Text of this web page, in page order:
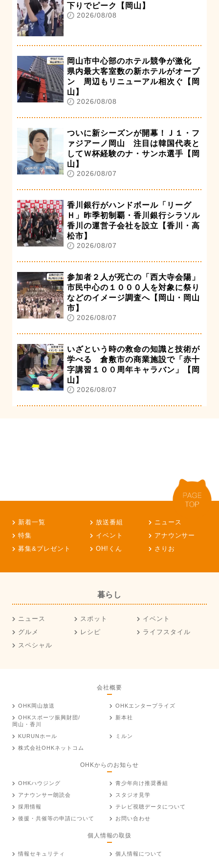
下りでピーク【岡山】
2026/08/08
岡山市中心部のホテル競争が激化
県内最大客室数の新ホテルがオープ
ン 周辺もリニューアル相次ぐ【岡
山】
2026/08/08
ついに新シーズンが開幕！Ｊ１・フ
ァジアーノ岡山 注目は韓国代表と
してＷ杯経験のナ・サンホ選手【岡
山】
2026/08/07
香川銀行がハンドボール「リーグ
Ｈ」昨季初制覇・香川銀行シラソル
香川の運営子会社を設立【香川・高
松市】
2026/08/07
参加者２人が死亡の「西大寺会陽」
市民中心の１０００人を対象に祭り
などのイメージ調査へ【岡山・岡山
市】
2026/08/07
いざという時の救命の知識と技術が
学べる 倉敷市の商業施設で「赤十
字講習１００周年キャラバン」【岡
山】
2026/08/07
新着一覧 放送番組
ニュース
特集
イベント
アナウンサー
募集&プレゼント
OH!くん さりお
暮らし
ニュース スポット
イベント
グルメ
レシピ
ライフスタイル
スペシャル
会社概要
OHK岡山放送
OHKエンタープライズ
OHKスポーツ振興財団/
岡山・香川
新本社
KURUNホール
ミルン
株式会社OHKネットコム
OHKからのお知らせ
OHKハウジング
青少年向け推奨番組
アナウンサー朗読会
スタジオ見学
採用情報
テレビ視聴データについて
後援・共催等の申請について
お問い合わせ
個人情報の取扱
情報セキュリティ 個人情報について